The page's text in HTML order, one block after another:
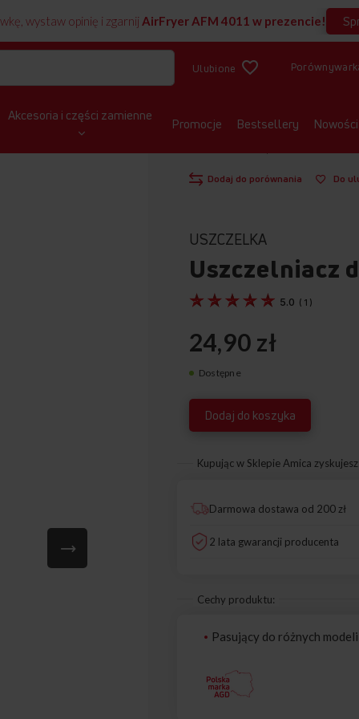
wystaw opinię i zgarnij AirFryer AFM 4011 w prezencie!
Ulubione
Akcesoria i części zamienne Promocje Bestsellery Nowości
Dodaj do porównania Do
USZCZELKA
Uszczelniacz
5.0 ( 1 )
24,90 zł
Dostępne
Dodaj do koszyka
Kupując w Sklepie Amica
Darmowa dostawa od 200 zł
2 lata gwarancji producenta
Cechy produktu:
Pasujący do różnych modeli